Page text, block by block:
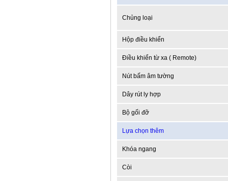
Chủng loại
Hộp điều khiển
Điều khiển từ xa ( Remote)
Nút bấm âm tường
Dây rút ly hợp
Bộ gối đỡ
Lựa chọn thêm
Khóa ngang
Còi